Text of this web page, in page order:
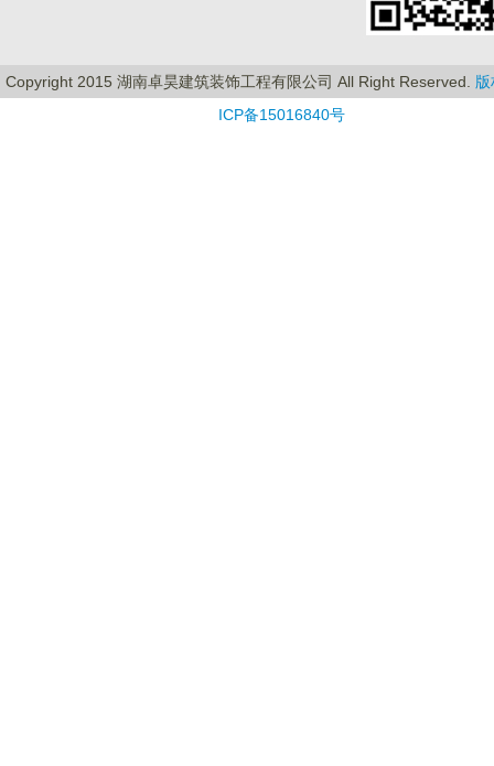
Copyright 2015 湖南卓昊建筑装饰工程有限公司 All Right Reserved.
ICP备15016840号